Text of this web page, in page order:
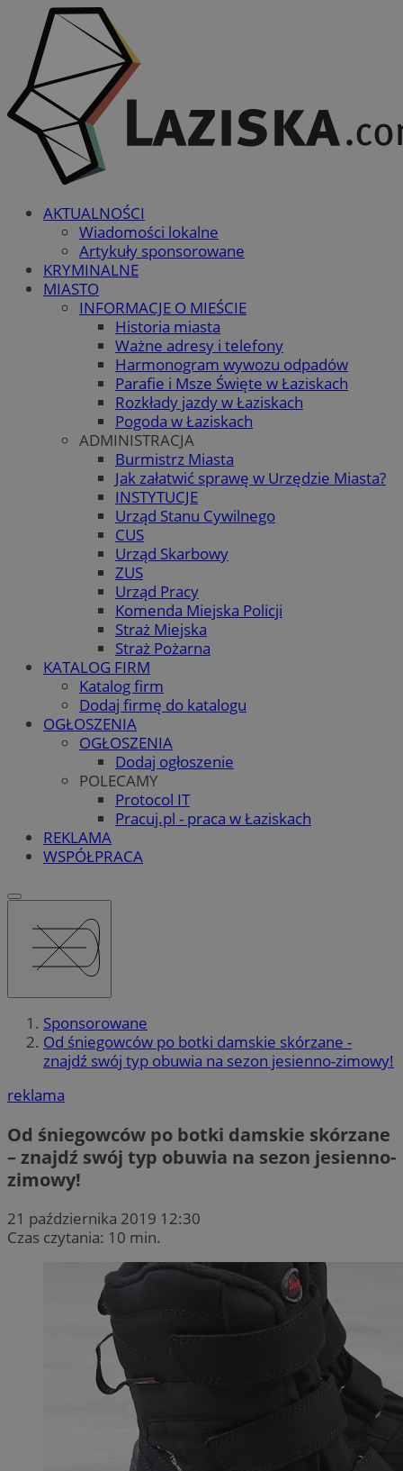
AKTUALNOŚCI
Wiadomości lokalne
Artykuły sponsorowane
KRYMINALNE
MIASTO
INFORMACJE O MIEŚCIE
Historia miasta
Ważne adresy i telefony
Harmonogram wywozu odpadów
Parafie i Msze Święte w Łaziskach
Rozkłady jazdy w Łaziskach
Pogoda w Łaziskach
ADMINISTRACJA
Burmistrz Miasta
Jak załatwić sprawę w Urzędzie Miasta?
INSTYTUCJE
Urząd Stanu Cywilnego
CUS
Urząd Skarbowy
ZUS
Urząd Pracy
Komenda Miejska Policji
Straż Miejska
Straż Pożarna
KATALOG FIRM
Katalog firm
Dodaj firmę do katalogu
OGŁOSZENIA
OGŁOSZENIA
Dodaj ogłoszenie
POLECAMY
Protocol IT
Pracuj.pl - praca w Łaziskach
REKLAMA
WSPÓŁPRACA
Sponsorowane
Od śniegowców po botki damskie skórzane -
znajdź swój typ obuwia na sezon jesienno-zimowy!
reklama
Od śniegowców po botki damskie skórzane
– znajdź swój typ obuwia na sezon jesienno-
zimowy!
21 października 2019 12:30
Czas czytania: 10 min.